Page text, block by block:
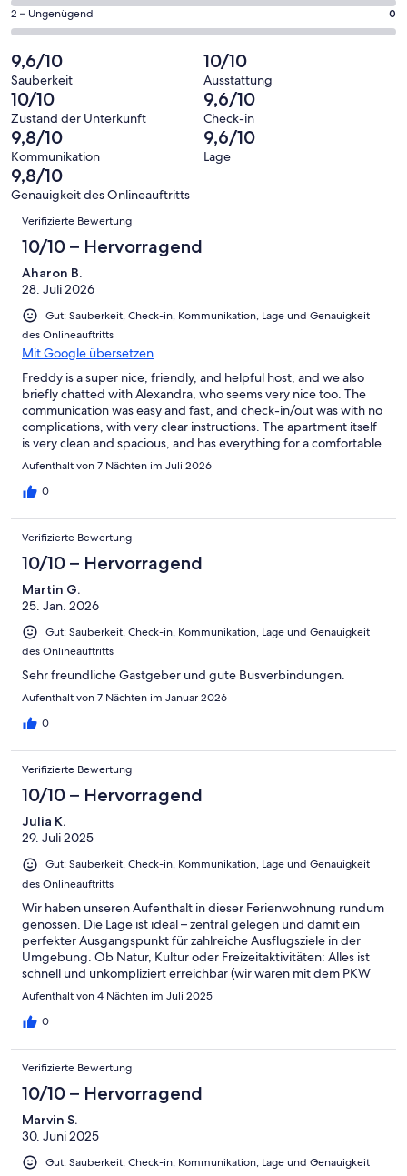
eine
Bewertung
von
10
-
Hervorragend
Gästebewertungen
haben
Bewertung
von
8
-
Gut
61
Gästebewertungen
haben
eine
Bewertung
von
6
-
Okay
von
insgesamt
Gästebewertungen
haben
eine
Bewertung
von
4
-
Schlecht
0
von
insgesamt
61
Gästebewertungen
haben
eine
Bewertung
von
2
Ungenügend
2 – Ungenügend 0
9,6/10
Sauberkeit
10/10
Ausstattung
10/10
Zustand der Unterkunft
9,6/10
Check-in
9,8/10
Kommunikation
9,6/10
Lage
9,8/10
Genauigkeit des Onlineauftritts
Bewertungen
Verifizierte Bewertung
10/10 – Hervorragend
Aharon B.
28. Juli 2026
Gut: Sauberkeit, Check-in, Kommunikation, Lage und Genauigkeit
des Onlineauftritts
Mit Google übersetzen
Freddy is a super nice, friendly, and helpful host, and we also
briefly chatted with Alexandra, who seems very nice too. The
communication was easy and fast, and check-in/out was with no
complications, with very clear instructions. The apartment itself
is very clean and spacious, and has everything for a comfortable
stay. We really liked the location - super tranquil and relaxing
the hill above the apartment and a few hiking trails around. We
the future.
Aufenthalt von 7 Nächten im Juli 2026
0
Verifizierte Bewertung
10/10 – Hervorragend
Martin G.
25. Jan. 2026
Gut: Sauberkeit, Check-in, Kommunikation, Lage und Genauigkeit
des Onlineauftritts
Sehr freundliche Gastgeber und gute Busverbindungen.
Aufenthalt von 7 Nächten im Januar 2026
0
Verifizierte Bewertung
10/10 – Hervorragend
Julia K.
29. Juli 2025
Gut: Sauberkeit, Check-in, Kommunikation, Lage und Genauigkeit
des Onlineauftritts
Wir haben unseren Aufenthalt in dieser Ferienwohnung rundum
genossen. Die Lage ist ideal – zentral gelegen und damit ein
perfekter Ausgangspunkt für zahlreiche Ausflugsziele in der
Umgebung. Ob Natur, Kultur oder Freizeitaktivitäten: Alles ist
schnell und unkompliziert erreichbar (wir waren mit dem PKW
vor Ort).Die Wohnung selbst war in einem sehr gepflegten
alles vorhanden, was man für einen entspannten Aufenthalt
Detail.Besonders hervorheben möchten wir die Gastgeber, die
sich äußerst herzlich und aufmerksam um uns gekümmert
haben. Wir wurden freundlich empfangen und haben uns von
Anfang an willkommen gefühlt. Bei Fragen oder Anliegen
standen sie jederzeit zur Verfügung, ohne dabei aufdringlich zu
sein.Wir können diese Ferienwohnung uneingeschränkt
weiterempfehlen und kommen gerne wieder!
Aufenthalt von 4 Nächten im Juli 2025
0
Verifizierte Bewertung
10/10 – Hervorragend
Marvin S.
30. Juni 2025
Gut: Sauberkeit, Check-in, Kommunikation, Lage und Genauigkeit